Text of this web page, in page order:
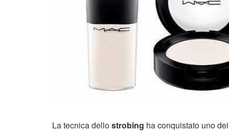
La tecnica dellostrobing ha conquistato uno